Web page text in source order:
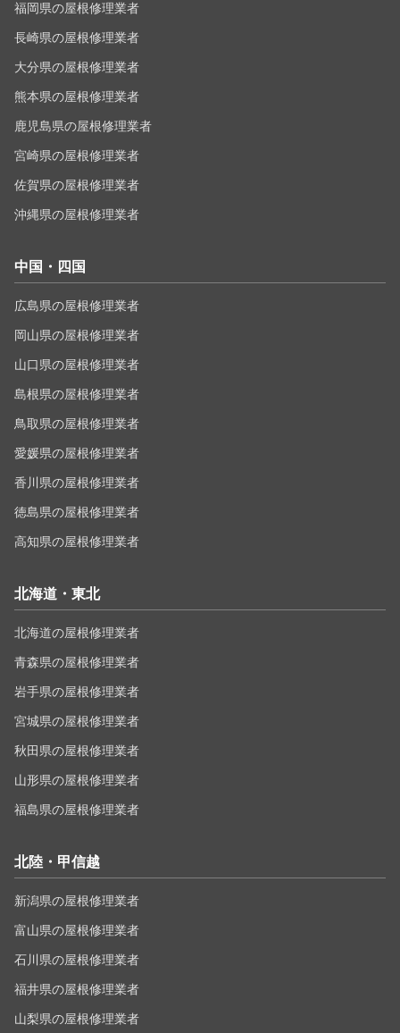
福岡県の屋根修理業者
長崎県の屋根修理業者
大分県の屋根修理業者
熊本県の屋根修理業者
鹿児島県の屋根修理業者
宮崎県の屋根修理業者
佐賀県の屋根修理業者
沖縄県の屋根修理業者
中国・四国
広島県の屋根修理業者
岡山県の屋根修理業者
山口県の屋根修理業者
島根県の屋根修理業者
鳥取県の屋根修理業者
愛媛県の屋根修理業者
香川県の屋根修理業者
徳島県の屋根修理業者
高知県の屋根修理業者
北海道・東北
北海道の屋根修理業者
青森県の屋根修理業者
岩手県の屋根修理業者
宮城県の屋根修理業者
秋田県の屋根修理業者
山形県の屋根修理業者
福島県の屋根修理業者
北陸・甲信越
新潟県の屋根修理業者
富山県の屋根修理業者
石川県の屋根修理業者
福井県の屋根修理業者
山梨県の屋根修理業者